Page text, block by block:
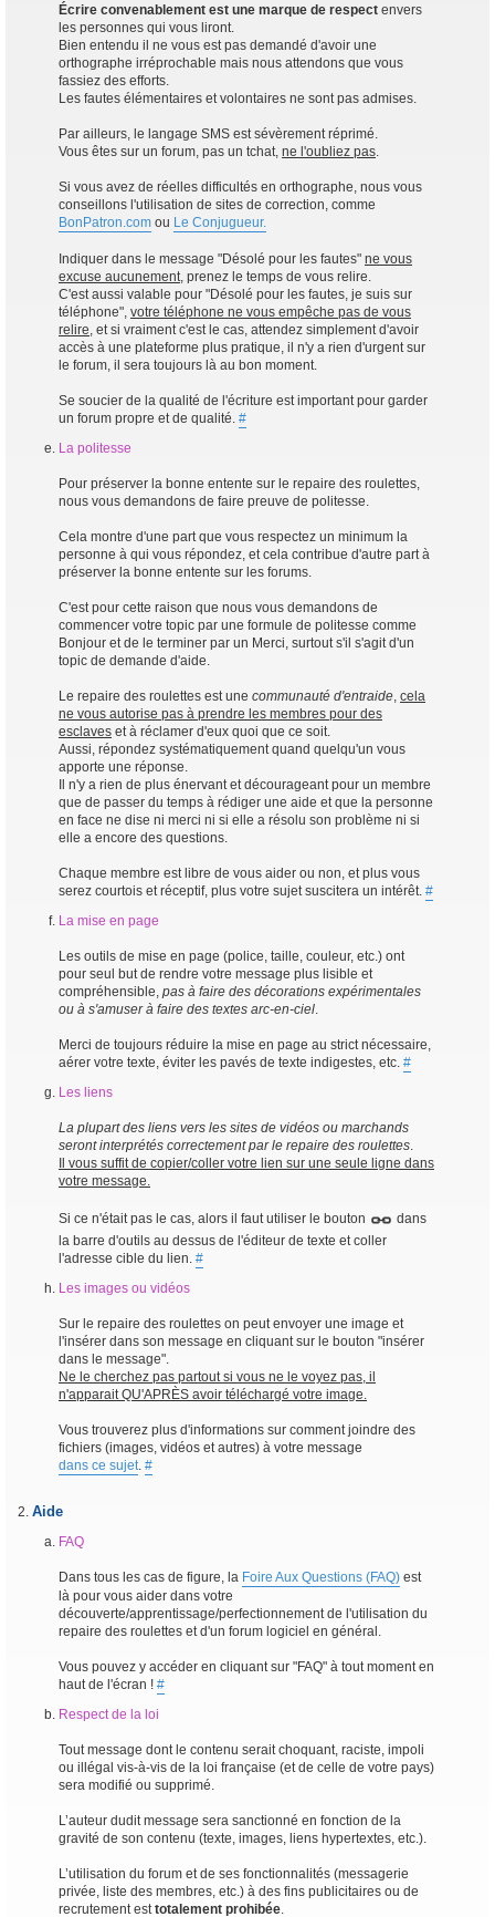
Écrire convenablement est une marque de respect envers
les personnes qui vous liront.
Bien entendu il ne vous est pas demandé d'avoir une
orthographe irréprochable mais nous attendons que vous
fassiez des efforts.
Les fautes élémentaires et volontaires ne sont pas admises.
Par ailleurs, le langage SMS est sévèrement réprimé.
Vous êtes sur un forum, pas un tchat, ne l'oubliez pas
Si vous avez de réelles difficultés en orthographe, nous vous
conseillons l'utilisation de sites de correction, comme
BonPatron.com ou Le Conjugueur.
Indiquer dans le message "Désolé pour les fautes" ne vous
excuse aucunement , prenez le temps de vous relire.
C'est aussi valable pour "Désolé pour les fautes, je suis sur
téléphone", votre téléphone ne vous empêche pas de vous
relire , et si vraiment c'est le cas, attendez simplement d'avoir
accès à une plateforme plus pratique, il n'y a rien d'urgent sur
le forum, il sera toujours là au bon moment.
Se soucier de la qualité de l'écriture est important pour garder
un forum propre et de qualité. #
La politesse
Pour préserver la bonne entente sur le repaire des roulettes,
nous vous demandons de faire preuve de politesse.
Cela montre d'une part que vous respectez un minimum la
personne à qui vous répondez, et cela contribue d'autre part à
préserver la bonne entente sur les forums.
C'est pour cette raison que nous vous demandons de
commencer votre topic par une formule de politesse comme
Bonjour et de le terminer par un Merci, surtout s'il s'agit d'un
topic de demande d'aide.
Le repaire des roulettes est une communauté d'entraide cela
ne vous autorise pas à prendre les membres pour des
esclaves et à réclamer d'eux quoi que ce soit.
Aussi, répondez systématiquement quand quelqu'un vous
apporte une réponse.
Il n'y a rien de plus énervant et décourageant pour un membre
que de passer du temps à rédiger une aide et que la personne
en face ne dise ni merci ni si elle a résolu son problème ni si
elle a encore des questions.
Chaque membre est libre de vous aider ou non, et plus vous
serez courtois et réceptif, plus votre sujet suscitera un intérêt. #
La mise en page
Les outils de mise en page (police, taille, couleur, etc.) ont
pour seul but de rendre votre message plus lisible et
compréhensible, pas à faire des décorations expérimentales
ou à s'amuser à faire des textes arc-en-ciel
Merci de toujours réduire la mise en page au strict nécessaire,
aérer votre texte, éviter les pavés de texte indigestes, etc. #
Les liens
La plupart des liens vers les sites de vidéos ou marchands
seront interprétés correctement par le repaire des roulettes
Il vous suffit de copier/coller votre lien sur une seule ligne dans
votre message.
Si ce n'était pas le cas, alors il faut utiliser le bouton
dans
la barre d'outils au dessus de l'éditeur de texte et coller
l'adresse cible du lien. #
Les images ou vidéos
Sur le repaire des roulettes on peut envoyer une image et
l'insérer dans son message en cliquant sur le bouton "insérer
dans le message".
Ne le cherchez pas partout si vous ne le voyez pas, il
n'apparait QU'APRÈS avoir téléchargé votre image.
Vous trouverez plus d'informations sur comment joindre des
fichiers (images, vidéos et autres) à votre message
dans ce sujet #
Aide
FAQ
Dans tous les cas de figure, la Foire Aux Questions (FAQ) est
là pour vous aider dans votre
découverte/apprentissage/perfectionnement de l'utilisation du
repaire des roulettes et d'un forum logiciel en général.
Vous pouvez y accéder en cliquant sur "FAQ" à tout moment en
haut de l'écran ! #
Respect de la loi
Tout message dont le contenu serait choquant, raciste, impoli
ou illégal vis-à-vis de la loi française (et de celle de votre pays)
sera modifié ou supprimé.
L’auteur dudit message sera sanctionné en fonction de la
gravité de son contenu (texte, images, liens hypertextes, etc.).
L’utilisation du forum et de ses fonctionnalités (messagerie
privée, liste des membres, etc.) à des fins publicitaires ou de
recrutement esttotalement prohibée.